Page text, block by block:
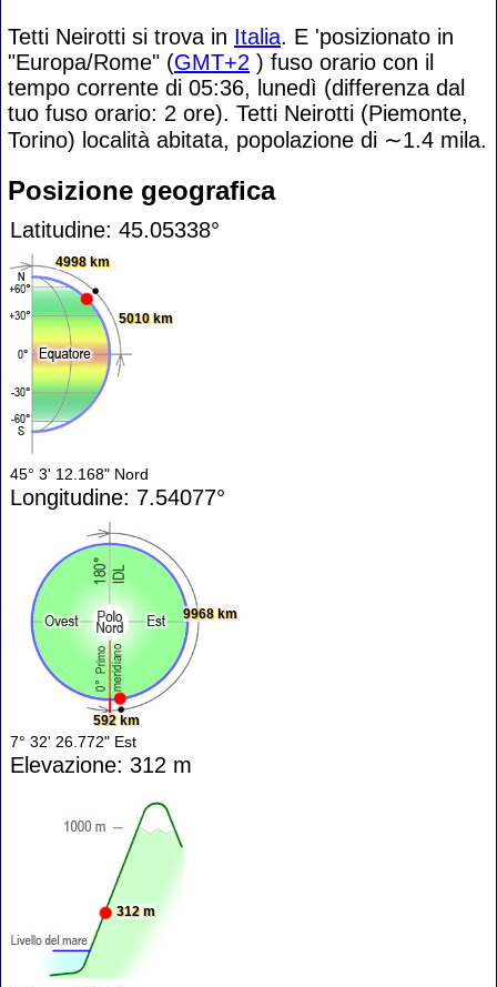
Tetti Neirotti si trova in Italia. E 'posizionato in
"Europa/Rome" (GMT+2 ) fuso orario con il
tempo corrente di 05:36, lunedì (differenza dal
tuo fuso orario: 2 ore). Tetti Neirotti (Piemonte,
Torino) località abitata, popolazione di ∼1.4 mila.
Posizione geografica
Latitudine: 45.05338°
4998 km
5010 km
45° 3' 12.168" Nord
Longitudine: 7.54077°
592 km
9968 km
7° 32' 26.772" Est
Elevazione: 312 m
312 m